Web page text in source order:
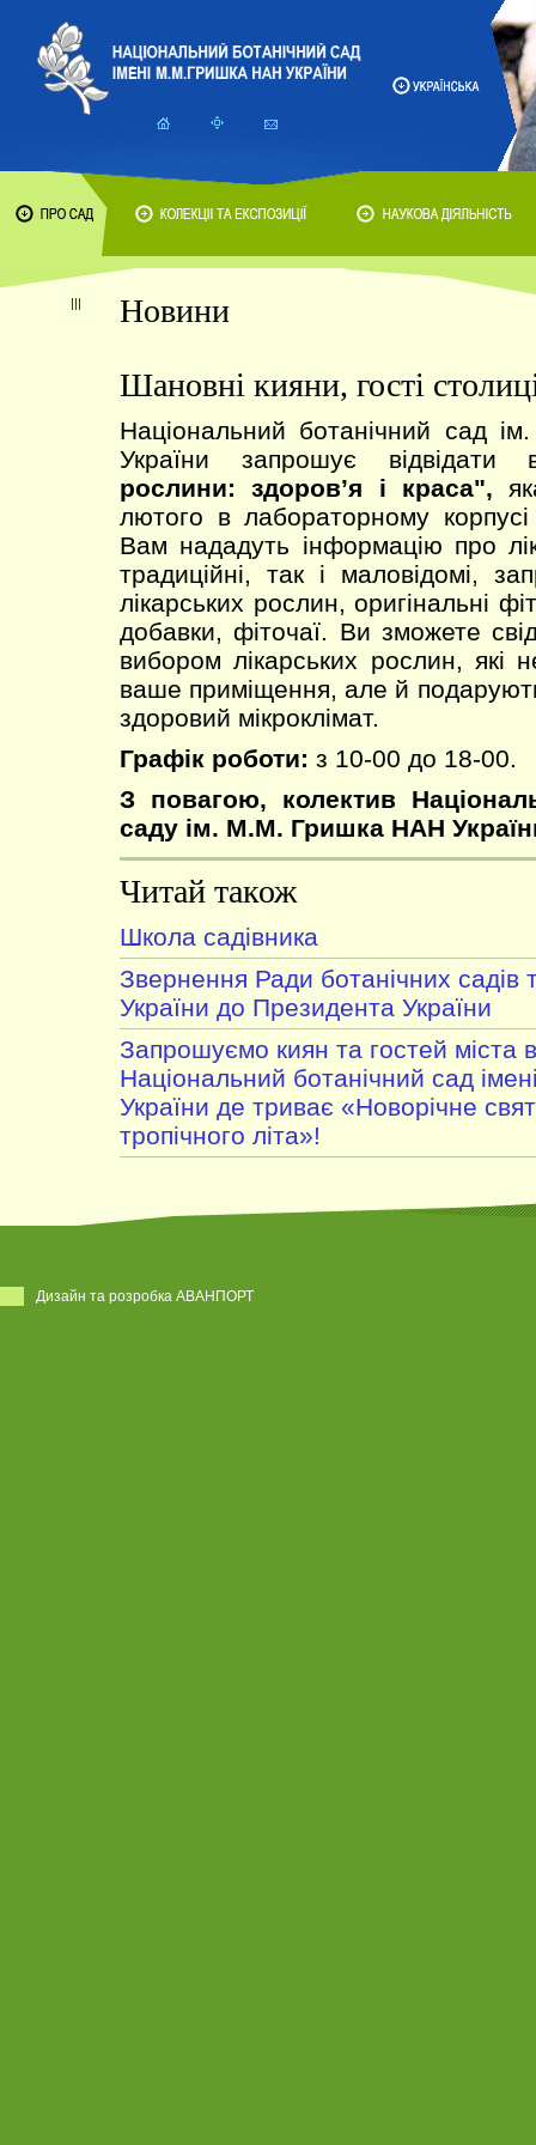
Новини
Шановні кияни, гості
Національний ботанічний сад
України запрошує відвідати
рослини: здоров’я і краса",
лютого в лабораторному
Вам нададуть інформацію про
традиційні, так і маловідомі,
лікарських рослин, оригінальні
добавки, фіточаї. Ви зможете
вибором лікарських рослин, які
ваше приміщення, але й
здоровий мікроклімат.
Графік роботи: з 10-00 до 18-00.
З повагою, колектив
саду ім. М.М. Гришка НАН
Читай також
Школа садівника
Звернення Ради ботанічних садів
України до Президента України
Запрошуємо киян та гостей міста
Національний ботанічний сад
України де триває «Новорічне
тропічного літа»!
Дизайн та розробка АВАНПОРТ